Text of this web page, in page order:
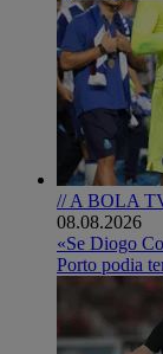
// A BOLA
08.08.2026
«Se Diogo
Porto podia